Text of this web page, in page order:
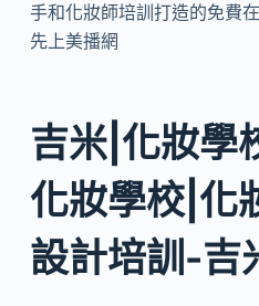
手和化妝師培訓打造的免費
先上美播網
吉米|化妝學
化妝學校|化
設計培訓-吉